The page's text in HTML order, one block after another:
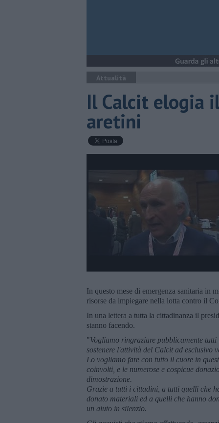
Attualità
Il Calcit elogia
aretini
In questo mese di emergenza sanitaria in
risorse da impiegare nella lotta contro il
In una lettera a tutta la cittadinanza il
stanno facendo.
"Vogliamo ringraziare pubblicamente
sostenere l'attività del Calcit ad esclusivo
Lo vogliamo fare con tutto il cuore in
coinvolti, e le numerose e cospicue
dimostrazione.
Grazie a tutti i cittadini, a tutti quelli che
donato materiali ed a quelli che hanno
un aiuto in silenzio.